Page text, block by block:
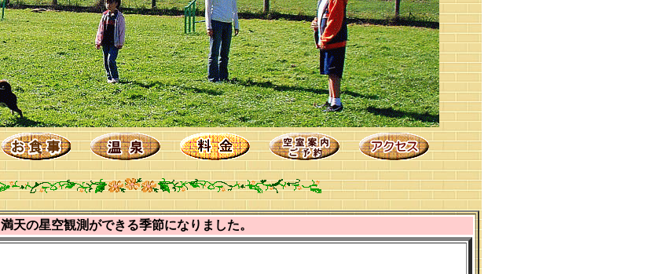
満天の星空観測ができる季節になりました。